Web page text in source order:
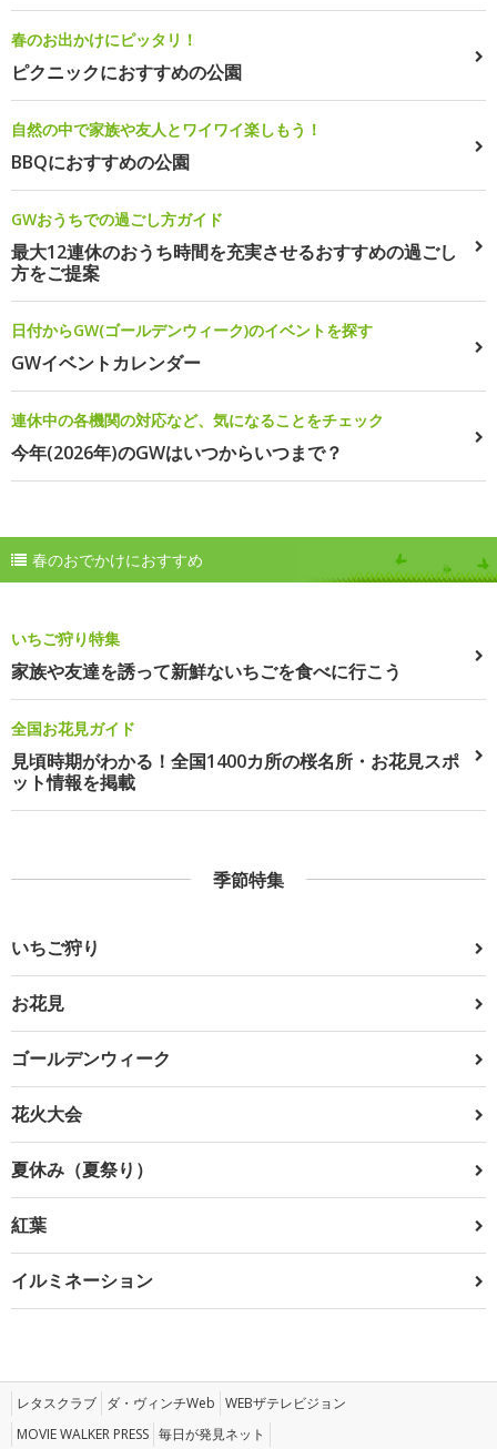
春のお出かけにピッタリ！
ピクニックにおすすめの公園
自然の中で家族や友人とワイワイ楽しもう！
BBQにおすすめの公園
GWおうちでの過ごし方ガイド
最大12連休のおうち時間を充実させるおすすめの過ごし
方をご提案
日付からGW(ゴールデンウィーク)のイベントを探す
GWイベントカレンダー
連休中の各機関の対応など、気になることをチェック
今年(2026年)のGWはいつからいつまで？
春のおでかけにおすすめ
いちご狩り特集
家族や友達を誘って新鮮ないちごを食べに行こう
全国お花見ガイド
見頃時期がわかる！全国1400カ所の桜名所・お花見スポ
ット情報を掲載
季節特集
いちご狩り
お花見
ゴールデンウィーク
花火大会
夏休み（夏祭り）
紅葉
イルミネーション
レタスクラブ ダ・ヴィンチWeb WEBザテレビジョン
MOVIE WALKER PRESS 毎日が発見ネット